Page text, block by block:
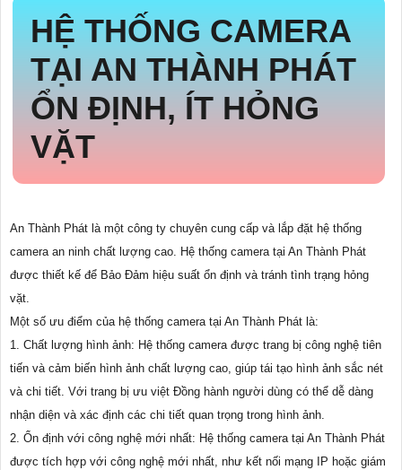
HỆ THỐNG CAMERA
TẠI AN THÀNH PHÁT
ỔN ĐỊNH, ÍT HỎNG
VẶT
An Thành Phát là một công ty chuyên cung cấp và lắp đặt hệ thống
camera an ninh chất lượng cao. Hệ thống camera tại An Thành Phát
được thiết kế để Bảo Đảm hiệu suất ổn định và tránh tình trạng hỏng
vặt.
Một số ưu điểm của hệ thống camera tại An Thành Phát là:
1. Chất lượng hình ảnh: Hệ thống camera được trang bị công nghệ tiên
tiến và cảm biến hình ảnh chất lượng cao, giúp tái tạo hình ảnh sắc nét
và chi tiết. Với trang bị ưu việt Đồng hành người dùng có thể dễ dàng
nhận diện và xác định các chi tiết quan trọng trong hình ảnh.
2. Ổn định với công nghệ mới nhất: Hệ thống camera tại An Thành Phát
được tích hợp với công nghệ mới nhất, như kết nối mạng IP hoặc giám